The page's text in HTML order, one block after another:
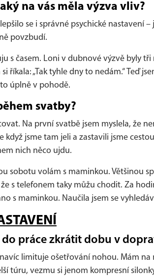
na vás měla výzva vliv?
se i správné psychické nastavení
povzbudí.
s časem. Loni v dubnové výzvě byly
říkala: „Tak tyhle dny to nedám.“ Teď
úplně v pohodě.
svatby?
Na první svatbě jsem myslela, že
když jsme tam jeli a zastavili jsme
nich něco ujdu.
sobotu volám s maminkou. Většinou
že s telefonem taky můžu chodit. Za
s maminkou. Naučila jsem se
do práce zkrátit dobu v
limituje ošetřování nohou. Mám
túru, vezmu si jenom kompresní